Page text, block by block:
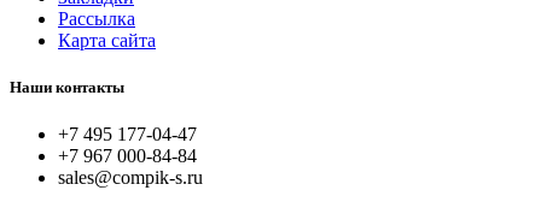
Рассылка
Карта сайта
Наши контакты
+7 495 177-04-47
+7 967 000-84-84
sales@compik-s.ru